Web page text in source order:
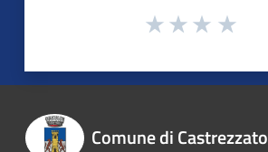
Comune di Castrezzato